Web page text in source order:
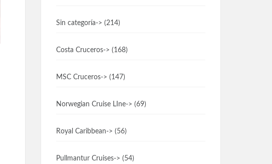
Sin categoría-> (214)
Costa Cruceros-> (168)
MSC Cruceros-> (147)
Norwegian Cruise LIne-> (69)
Royal Caribbean-> (56)
Pullmantur Cruises-> (54)